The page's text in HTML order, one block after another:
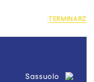
TERMINARZ
Sassuolo